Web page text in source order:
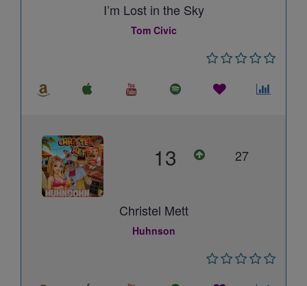
I’m Lost in the Sky
Tom Civic
13 27
Christel Mett
Huhnson